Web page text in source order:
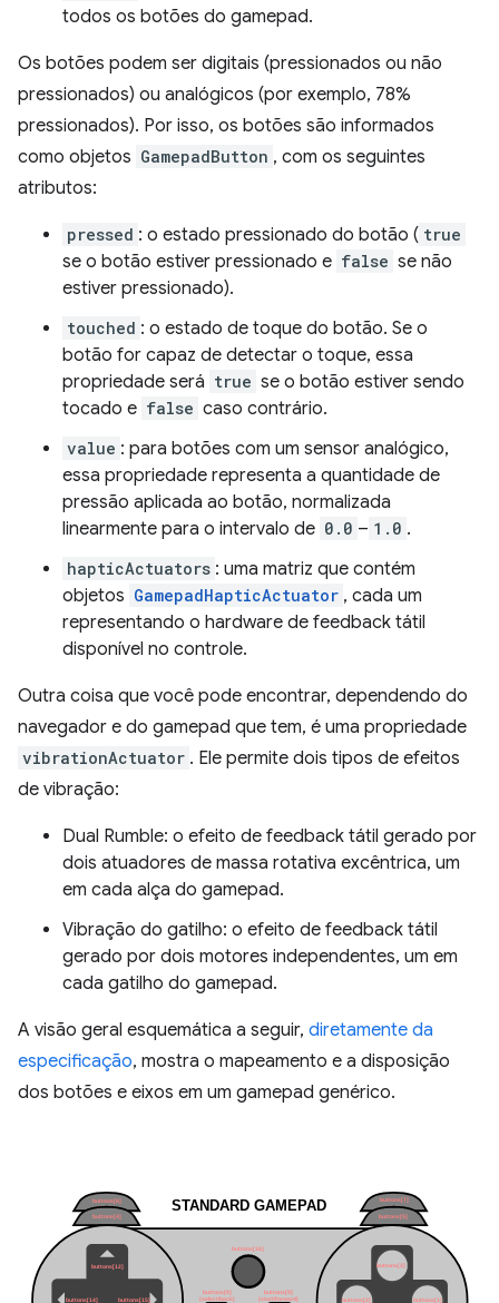
todos os botões do gamepad.
Os botões podem ser digitais (pressionados ou não
pressionados) ou analógicos (por exemplo, 78%
pressionados). Por isso, os botões são informados
como objetos GamepadButton , com os seguintes
atributos:
pressed : o estado pressionado do botão ( true
se o botão estiver pressionado e false se não
estiver pressionado).
touched : o estado de toque do botão. Se o
botão for capaz de detectar o toque, essa
propriedade será true se o botão estiver sendo
tocado e false caso contrário.
value : para botões com um sensor analógico,
essa propriedade representa a quantidade de
pressão aplicada ao botão, normalizada
linearmente para o intervalo de 0.0 – 1.0 .
hapticActuators : uma matriz que contém
objetos GamepadHapticActuator , cada um
representando o hardware de feedback tátil
disponível no controle.
Outra coisa que você pode encontrar, dependendo do
navegador e do gamepad que tem, é uma propriedade
vibrationActuator . Ele permite dois tipos de efeitos
de vibração:
Dual Rumble: o efeito de feedback tátil gerado por
dois atuadores de massa rotativa excêntrica, um
em cada alça do gamepad.
Vibração do gatilho: o efeito de feedback tátil
gerado por dois motores independentes, um em
cada gatilho do gamepad.
A visão geral esquemática a seguir, diretamente da
especificação, mostra o mapeamento e a disposição
dos botões e eixos em um gamepad genérico.